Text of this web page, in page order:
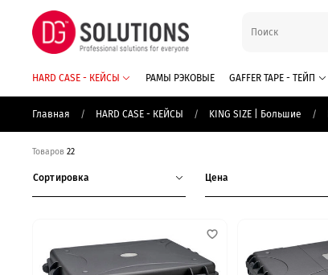
HARD CASE - КЕЙСЫ РАМЫ РЭКОВЫЕ GAFFER TAPE - ТЕЙП
Главная HARD CASE - КЕЙСЫ KING SIZE | Большие
Товаров 22
Сортировка Цена